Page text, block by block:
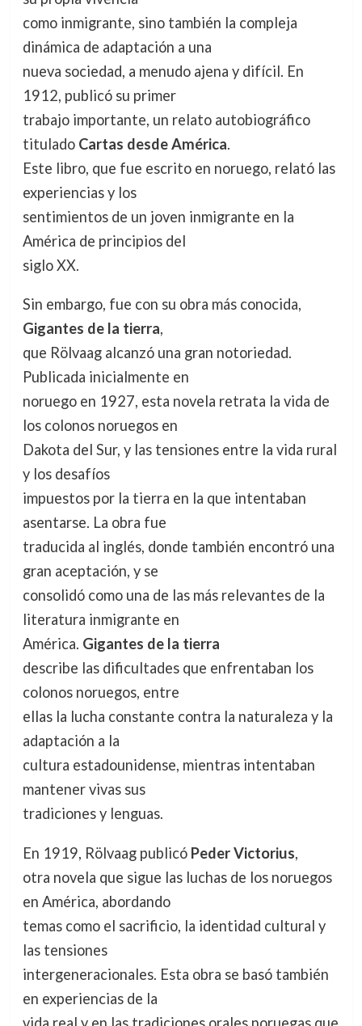
como inmigrante, sino también la compleja
dinámica de adaptación a una
nueva sociedad, a menudo ajena y difícil. En
1912, publicó su primer
trabajo importante, un relato autobiográfico
titulado Cartas desde América.
Este libro, que fue escrito en noruego, relató las
experiencias y los
sentimientos de un joven inmigrante en la
América de principios del
siglo XX.
Sin embargo, fue con su obra más conocida,
Gigantes de la tierra,
que Rölvaag alcanzó una gran notoriedad.
Publicada inicialmente en
noruego en 1927, esta novela retrata la vida de
los colonos noruegos en
Dakota del Sur, y las tensiones entre la vida rural
y los desafíos
impuestos por la tierra en la que intentaban
asentarse. La obra fue
traducida al inglés, donde también encontró una
gran aceptación, y se
consolidó como una de las más relevantes de la
literatura inmigrante en
América. Gigantes de la tierra
describe las dificultades que enfrentaban los
colonos noruegos, entre
ellas la lucha constante contra la naturaleza y la
adaptación a la
cultura estadounidense, mientras intentaban
mantener vivas sus
tradiciones y lenguas.
En 1919, Rölvaag publicó Peder Victorius,
otra novela que sigue las luchas de los noruegos
en América, abordando
temas como el sacrificio, la identidad cultural y
las tensiones
intergeneracionales. Esta obra se basó también
en experiencias de la